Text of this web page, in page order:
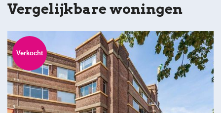
Vergelijkbare woningen
Verkocht